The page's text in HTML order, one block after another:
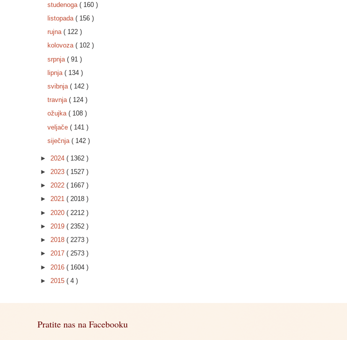
studenoga ( 160 )
listopada ( 156 )
rujna ( 122 )
kolovoza ( 102 )
srpnja ( 91 )
lipnja ( 134 )
svibnja ( 142 )
travnja ( 124 )
ožujka ( 108 )
veljače ( 141 )
siječnja ( 142 )
► 2024 ( 1362 )
► 2023 ( 1527 )
► 2022 ( 1667 )
► 2021 ( 2018 )
► 2020 ( 2212 )
► 2019 ( 2352 )
► 2018 ( 2273 )
► 2017 ( 2573 )
► 2016 ( 1604 )
► 2015 ( 4 )
Pratite nas na Facebooku